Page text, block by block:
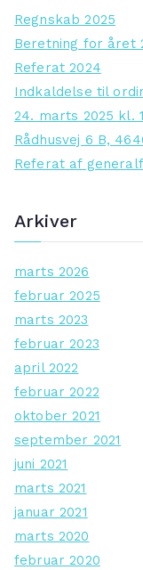
Regnskab 2025
Beretning for året
Referat 2024
Indkaldelse til
24. marts 2025 kl.
Rådhusvej 6 B,
Referat af
Arkiver
marts 2026
februar 2025
marts 2023
februar 2023
april 2022
februar 2022
oktober 2021
september 2021
juni 2021
marts 2021
januar 2021
marts 2020
februar 2020